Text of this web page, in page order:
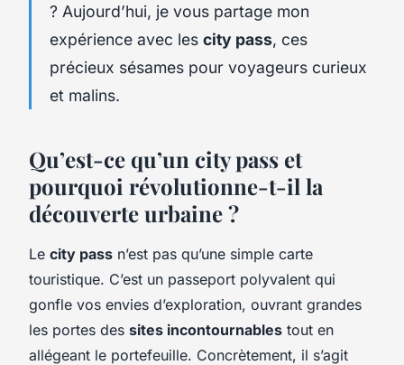
? Aujourd’hui, je vous partage mon
expérience avec les city pass, ces
précieux sésames pour voyageurs curieux
et malins.
Qu’est-ce qu’un city pass et
pourquoi révolutionne-t-il la
découverte urbaine ?
Le city pass n’est pas qu’une simple carte
touristique. C’est un passeport polyvalent qui
gonfle vos envies d’exploration, ouvrant grandes
les portes des sites incontournables tout en
allégeant le portefeuille. Concrètement, il s’agit